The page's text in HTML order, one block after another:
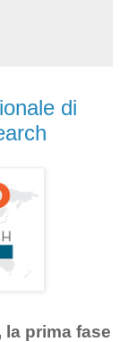
di
prima fase